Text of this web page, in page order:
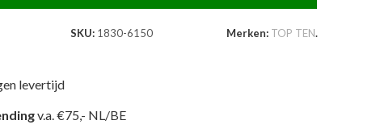
SKU: 1830-6150 Merken: TOP TEN.
levertijd
v.a. €75,- NL/BE